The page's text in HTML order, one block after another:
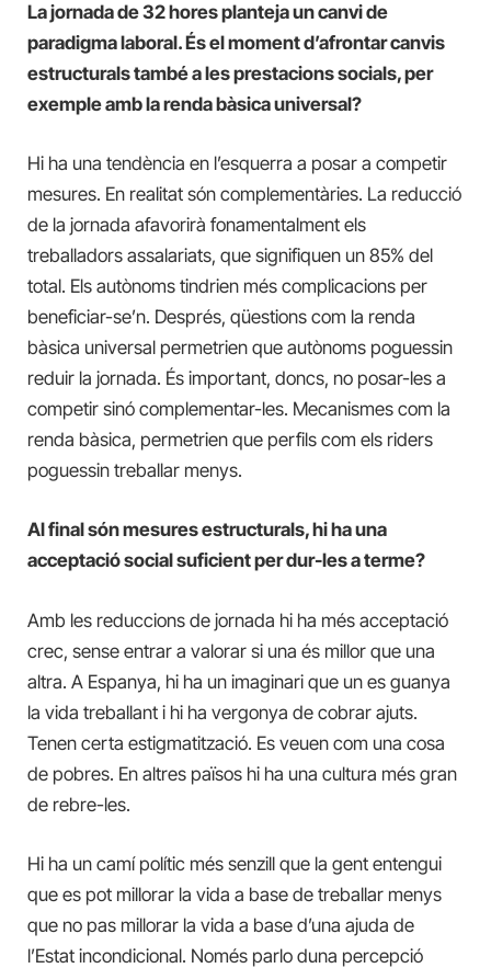
La jornada de 32 hores planteja un canvi de
paradigma laboral. És el moment d’afrontar canvis
estructurals també a les prestacions socials, per
exemple amb la renda bàsica universal?
Hi ha una tendència en l’esquerra a posar a competir
mesures. En realitat són complementàries. La reducció
de la jornada afavorirà fonamentalment els
treballadors assalariats, que signifiquen un 85% del
total. Els autònoms tindrien més complicacions per
beneficiar-se’n. Després, qüestions com la renda
bàsica universal permetrien que autònoms poguessin
reduir la jornada. És important, doncs, no posar-les a
competir sinó complementar-les. Mecanismes com la
renda bàsica, permetrien que perfils com els riders
poguessin treballar menys.
Al final són mesures estructurals, hi ha una
acceptació social suficient per dur-les a terme?
Amb les reduccions de jornada hi ha més acceptació
crec, sense entrar a valorar si una és millor que una
altra. A Espanya, hi ha un imaginari que un es guanya
la vida treballant i hi ha vergonya de cobrar ajuts.
Tenen certa estigmatització. Es veuen com una cosa
de pobres. En altres països hi ha una cultura més gran
de rebre-les.
Hi ha un camí polític més senzill que la gent entengui
que es pot millorar la vida a base de treballar menys
que no pas millorar la vida a base d’una ajuda de
l’Estat incondicional. Només parlo duna percepció